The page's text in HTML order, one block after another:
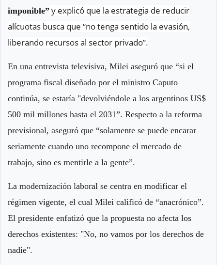
imponible” y explicó que la estrategia de reducir
alícuotas busca que “no tenga sentido la evasión,
liberando recursos al sector privado”.
En una entrevista televisiva, Milei aseguró que “si el
programa fiscal diseñado por el ministro Caputo
continúa, se estaría "devolviéndole a los argentinos US$
500 mil millones hasta el 2031”. Respecto a la reforma
previsional, aseguró que “solamente se puede encarar
seriamente cuando uno recompone el mercado de
trabajo, sino es mentirle a la gente”.
La modernización laboral se centra en modificar el
régimen vigente, el cual Milei calificó de “anacrónico”.
El presidente enfatizó que la propuesta no afecta los
derechos existentes: "No, no vamos por los derechos de
nadie".